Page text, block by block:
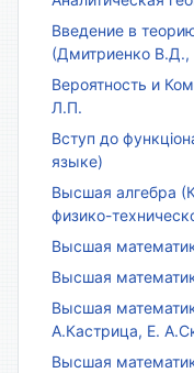
Введение в
(Дмитриенко
Вероятность и
Л.П.
Вступ до
языке)
Высшая алгебра
физико-
Высшая
Высшая
Высшая
А.Кастрица, Е.
Высшая